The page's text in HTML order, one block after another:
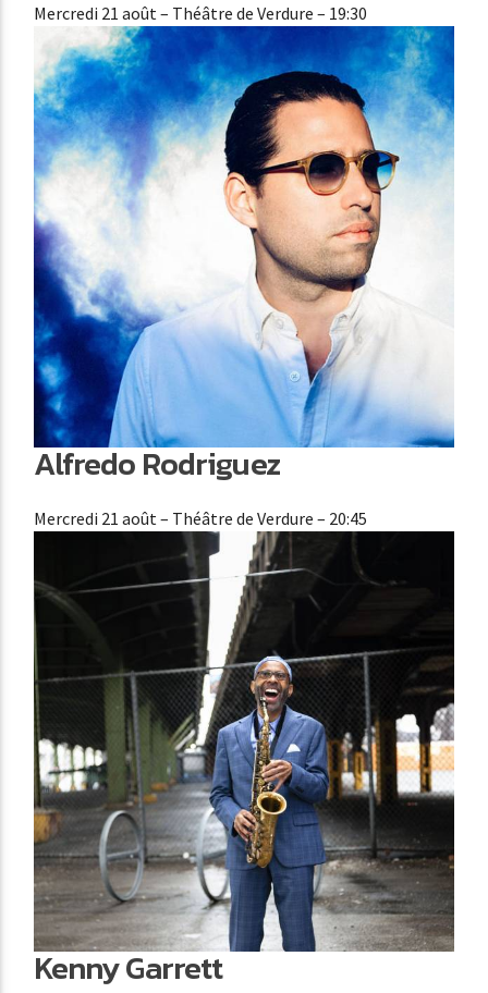
Mercredi 21 août– Théâtre de Verdure – 19:30
Alfredo Rodriguez
Mercredi 21 août – Théâtre de Verdure – 20:45
Kenny Garrett